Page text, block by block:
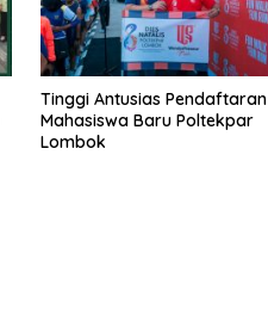
Tinggi Antusias Pendaftaran
Mahasiswa Baru Poltekpar
Lombok